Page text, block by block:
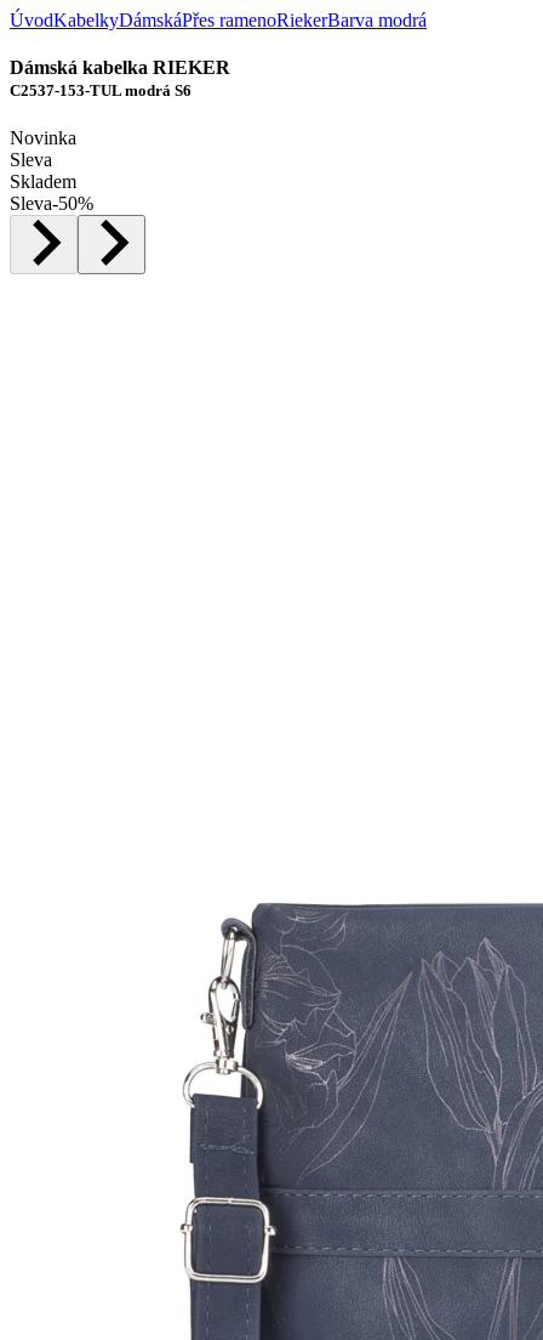
ÚvodKabelkyDámskáPřes ramenoRiekerBarva modrá
Dámská kabelka RIEKER
C2537-153-TUL modrá S6
Novinka
Sleva
Skladem
Sleva-50%